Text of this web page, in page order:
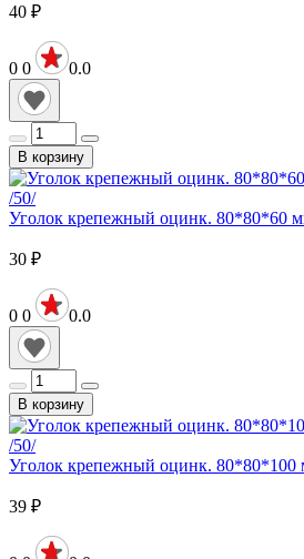
40 ₽
0 0 0.0
В корзину
Уголок крепежный оцинк. 80*80*60
30 ₽
0 0 0.0
В корзину
Уголок крепежный оцинк. 80*80*100
39 ₽